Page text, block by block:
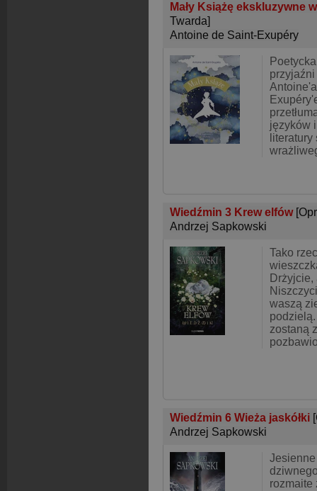
Mały Książę ekskluzywne
Twarda]
Antoine de Saint-Exupéry
języków
Wiedźmin 3 Krew elfów
Andrzej Sapkowski
Tako
waszą
zostaną
Wiedźmin 6 Wieża jaskółki
Andrzej Sapkowski
rozmaite